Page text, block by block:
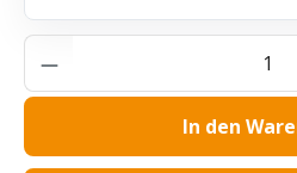
Produkt Anzahl: Gib
In den